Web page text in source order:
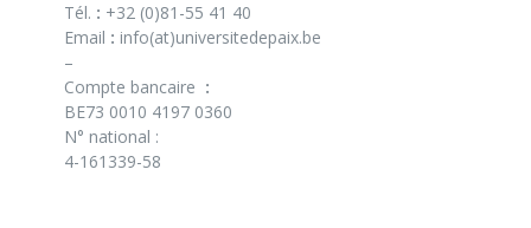
Tél. : +32 (0)81-55 41 40
Email : info(at)universitedepaix.be
–
Compte bancaire :
BE73 0010 4197 0360
N° national :
4-161339-58